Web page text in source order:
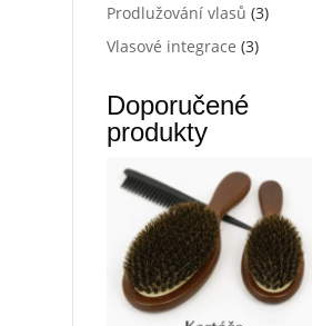
Prodlužování vlasů (3)
Vlasové integrace (3)
Doporučené
produkty